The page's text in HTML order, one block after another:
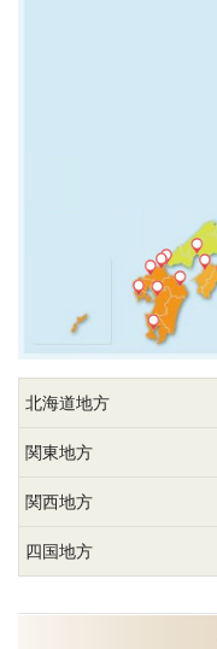
北海道地方
関東地方
関西地方
四国地方